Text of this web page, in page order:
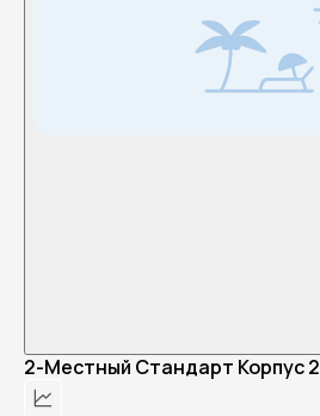
2-Местный Стандарт Корпус 2